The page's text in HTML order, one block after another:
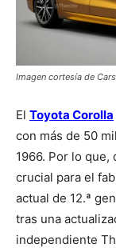
Imagen cortesía de
El Toyota Corolla
con más de 50
1966. Por lo que,
crucial para el
actual de 12.ª
tras una
independiente